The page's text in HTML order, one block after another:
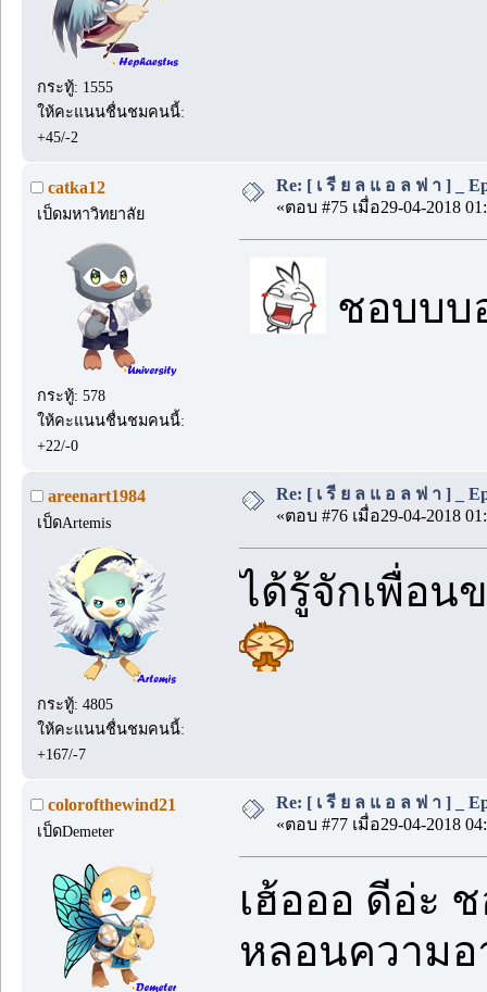
กระทู้: 1555
ให้คะแนนชื่นชมคนนี้:
+45/-2
catka12
เป็ดมหาวิทยาลัย
กระทู้: 578
ให้คะแนนชื่นชมคนนี้:
+22/-0
Re: [ เ รี ย ล แ อ ล ฟ า ] _
«ตอบ #75 เมื่อ29-04-2018
ชอบบบ
areenart1984
เป็ดArtemis
กระทู้: 4805
ให้คะแนนชื่นชมคนนี้:
+167/-7
Re: [ เ รี ย ล แ อ ล ฟ า ] _
«ตอบ #76 เมื่อ29-04-2018
ได้รู้จักเพื่อน
colorofthewind21
เป็ดDemeter
Re: [ เ รี ย ล แ อ ล ฟ า ] _
«ตอบ #77 เมื่อ29-04-2018
เฮ้อออ ดีอ่ะ
หลอนความ